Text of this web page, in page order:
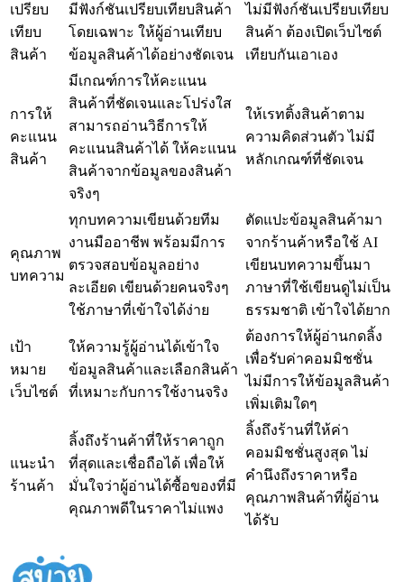
เปรียบ
เทียบ
สินค้า
มีฟังก์ชันเปรียบเทียบสินค้า
โดยเฉพาะ ให้ผู้อ่านเทียบ
ข้อมูลสินค้าได้อย่างชัดเจน
ไม่มีฟังก์ชันเปรียบเทียบ
สินค้า ต้องเปิดเว็บไซต์
เทียบกันเอาเอง
การให้
คะแนน
สินค้า
มีเกณฑ์การให้คะแนน
สินค้าที่ชัดเจนและโปร่งใส
สามารถอ่านวิธีการให้
คะแนนสินค้าได้ ให้คะแนน
สินค้าจากข้อมูลของสินค้า
จริงๆ
ให้เรทติ้งสินค้าตาม
ความคิดส่วนตัว ไม่มี
หลักเกณฑ์ที่ชัดเจน
คุณภาพ
บทความ
ทุกบทความเขียนด้วยทีม
งานมืออาชีพ พร้อมมีการ
ตรวจสอบข้อมูลอย่าง
ละเอียด เขียนด้วยคนจริงๆ
ใช้ภาษาที่เข้าใจได้ง่าย
ตัดแปะข้อมูลสินค้ามา
จากร้านค้าหรือใช้ AI
เขียนบทความขึ้นมา
ภาษาที่ใช้เขียนดูไม่เป็น
ธรรมชาติ เข้าใจได้ยาก
เป้า
หมาย
เว็บไซต์
ให้ความรู้ผู้อ่านได้เข้าใจ
ข้อมูลสินค้าและเลือกสินค้า
ที่เหมาะกับการใช้งานจริง
ต้องการให้ผู้อ่านกดลิ้ง
เพื่อรับค่าคอมมิชชั่น
ไม่มีการให้ข้อมูลสินค้า
เพิ่มเติมใดๆ
แนะนำ
ร้านค้า
ลิ้งถึงร้านค้าที่ให้ราคาถูก
ที่สุดและเชื่อถือได้ เพื่อให้
มั่นใจว่าผู้อ่านได้ซื้อของที่มี
คุณภาพดีในราคาไม่แพง
ลิ้งถึงร้านที่ให้ค่า
คอมมิชชั่นสูงสุด ไม่
คำนึงถึงราคาหรือ
คุณภาพสินค้าที่ผู้อ่าน
ได้รับ